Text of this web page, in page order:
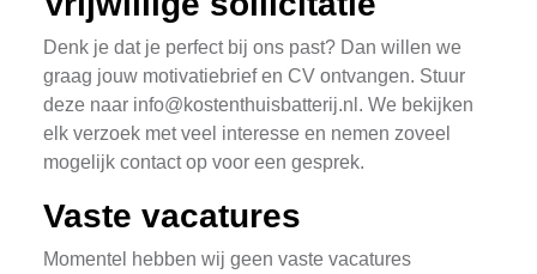
Denk je dat je perfect bij ons past? Dan willen we
graag jouw motivatiebrief en CV ontvangen. Stuur
deze naar info@kostenthuisbatterij.nl . We bekijken
elk verzoek met veel interesse en nemen zoveel
mogelijk contact op voor een gesprek.
Vaste vacatures
Momentel hebben wij geen vaste vacatures